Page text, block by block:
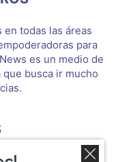
todas las áreas
para
es un medio de
busca ir mucho